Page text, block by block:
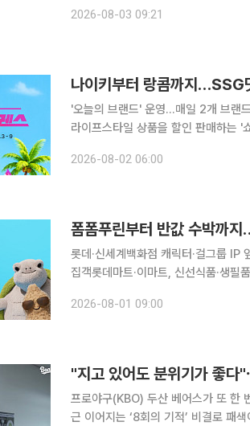
가파른 성장세를 보이면서 하반기 실
2026-08-03 09:21
나이키부터 랑콤까지
'오늘의 브랜드' 운영…매일 2개 브랜드 최대 15% 추가 할인
라이프스타일 상품을 할인 판매하는 '쇼핑
헤지스·스톤헨지 등 잡화는 최대
2026-08-02 06:00
폼폼푸린부터 반값 수박까
롯데·신세계백화점 캐릭터·걸그룹 IP
집객롯데마트·이마트, 신선식품·생필품 ‘반값 경쟁’ 맞불 유통가
활용한 팬덤 마케팅에 집중하고 대형
2026-08-01 09:00
"지고 있어도 분위기가 좋
프로야구(KBO) 두산 베어스가 또 한
근 이어지는 ‘8회의 기적’ 비결로 패